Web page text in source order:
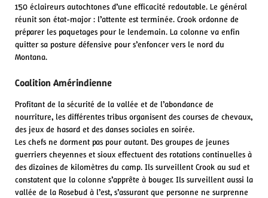
150 éclaireurs autochtones d’une efficacité redoutable. Le général
réunit son état-major : l’attente est terminée. Crook ordonne de
préparer les paquetages pour le lendemain. La colonne va enfin
quitter sa posture défensive pour s’enfoncer vers le nord du
Montana.
Coalition Amérindienne
Profitant de la sécurité de la vallée et de l’abondance de
nourriture, les différentes tribus organisent des courses de chevaux,
des jeux de hasard et des danses sociales en soirée.
Les chefs ne dorment pas pour autant. Des groupes de jeunes
guerriers cheyennes et sioux effectuent des rotations continuelles à
des dizaines de kilomètres du camp. Ils surveillent Crook au sud et
constatent que la colonne s’apprête à bouger. Ils surveillent aussi la
vallée de la Rosebud à l’est, s’assurant que personne ne surprenne